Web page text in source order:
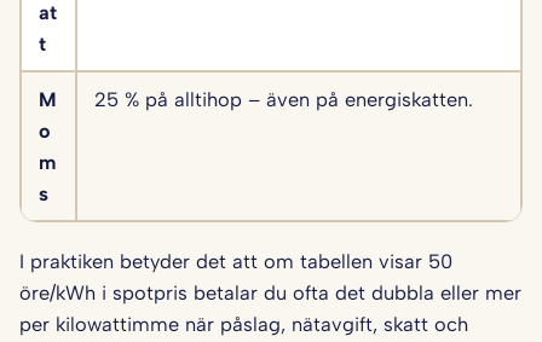
at
t
M
o
m
s
25 % på alltihop – även på energiskatten.
I praktiken betyder det att om tabellen visar 50
öre/kWh i spotpris betalar du ofta det dubbla eller mer
per kilowattimme när påslag, nätavgift, skatt och